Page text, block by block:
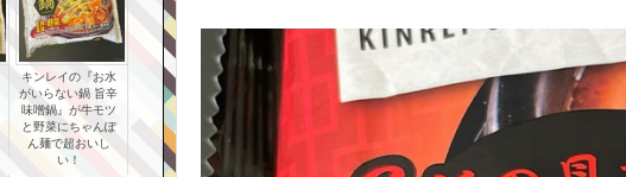
キンレイの『お水
がいらない鍋 旨辛
味噌鍋』が牛モツ
と野菜にちゃんぽ
ん麺で超おいし
い！